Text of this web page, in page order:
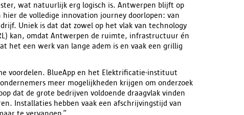
wat natuurlijk erg logisch is. Antwerpen blijft op
de volledige innovation journey doorlopen: van
Uniek is dat dat zowel op het vlak van technology
kan, omdat Antwerpen de ruimte, infrastructuur én
het een werk van lange adem is en vaak een grillig
voordelen. BlueApp en het Elektrificatie-instituut
meer mogelijkheden krijgen om onderzoek
dat de grote bedrijven voldoende draagvlak vinden
Installaties hebben vaak een afschrijvingstijd van
te vervangen.”